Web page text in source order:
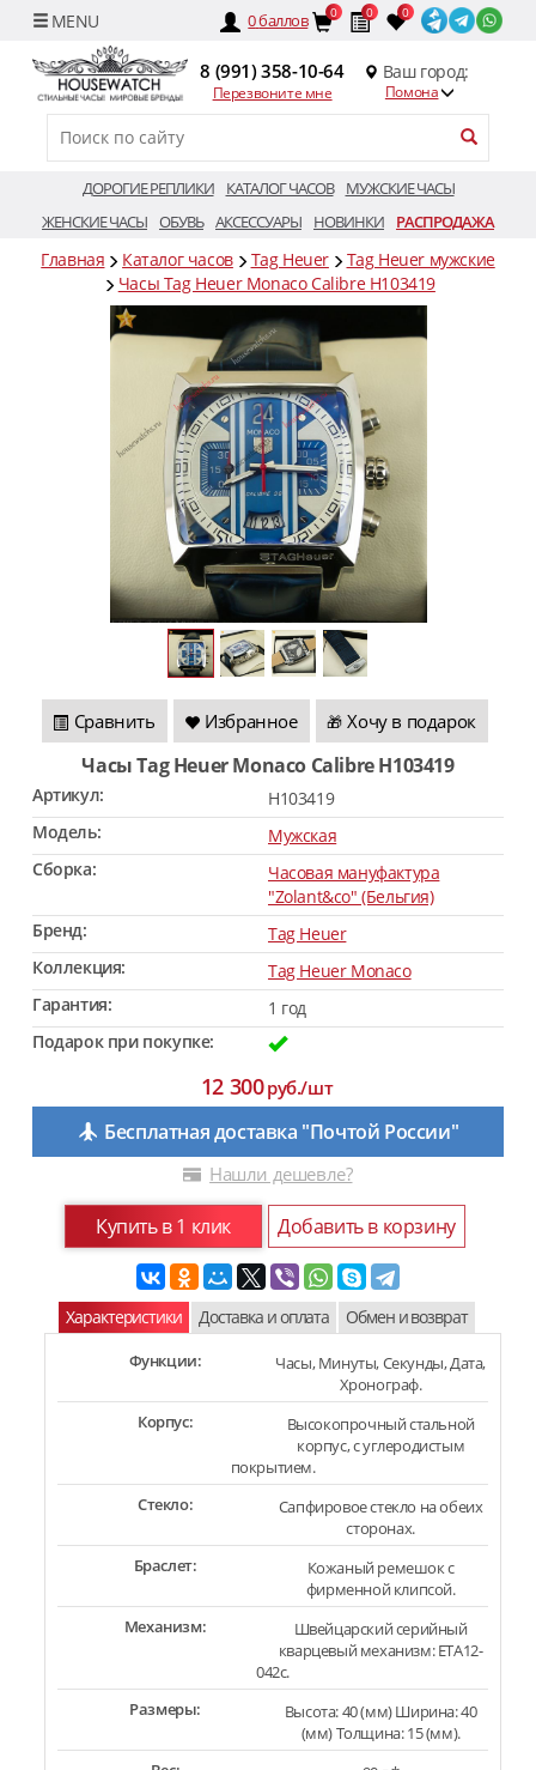
0баллов 0 0 0
8 (991) 358-10-64
Перезвоните мне
Ваш город:
Помона
ДОРОГИЕ РЕПЛИКИ КАТАЛОГ ЧАСОВ
МУЖСКИЕ ЧАСЫ
ЖЕНСКИЕ ЧАСЫ ОБУВЬ АКСЕССУАРЫ НОВИНКИ РАСПРОДАЖА
Главная Каталог часов Tag Heuer
Tag Heuer мужские
Часы Tag Heuer Monaco Calibre H103419
Сравнить Избранное 🎁 Хочу в подарок
Часы Tag Heuer Monaco Calibre H103419
Артикул:
H103419
Модель:
Мужская
Сборка:
Часовая мануфактура
"Zolant&co" (Бельгия)
Бренд:
Tag Heuer
Коллекция:
Tag Heuer Monaco
Гарантия:
1 год
Подарок при покупке:
12 300руб./шт
Бесплатная доставка "Почтой России"
Нашли дешевле?
Купить в 1 клик Добавить в корзину
Характеристики Доставка и оплата Обмен и возврат
Функции:
Часы, Минуты, Секунды, Дата,
Хронограф.
Корпус:
Высокопрочный стальной
корпус, с углеродистым
покрытием.
Стекло:
Сапфировое стекло на обеих
сторонах.
Браслет:
Кожаный ремешок с
фирменной клипсой.
Механизм:
Швейцарский серийный
кварцевый механизм: ETA12-
042c.
Размеры:
Высота: 40 (мм) Ширина: 40
(мм) Толщина: 15 (мм).